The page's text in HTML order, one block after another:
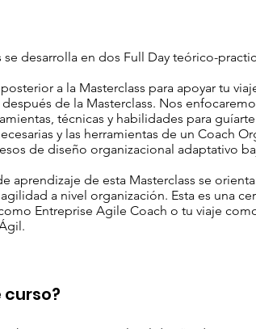
se desarrolla en dos Full Day teórico-
a la Masterclass para apoyar tu
después de la Masterclass. Nos
técnicas y habilidades para
y las herramientas de un Coach
de diseño organizacional adaptativo
aprendizaje de esta Masterclass se
a nivel organización. Esta es una
Entreprise Agile Coach o tu viaje